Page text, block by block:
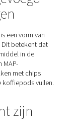
rol speelt bij
oxidatie en
door oxidatie
koekjes en
de inhoud.
voor
chemische